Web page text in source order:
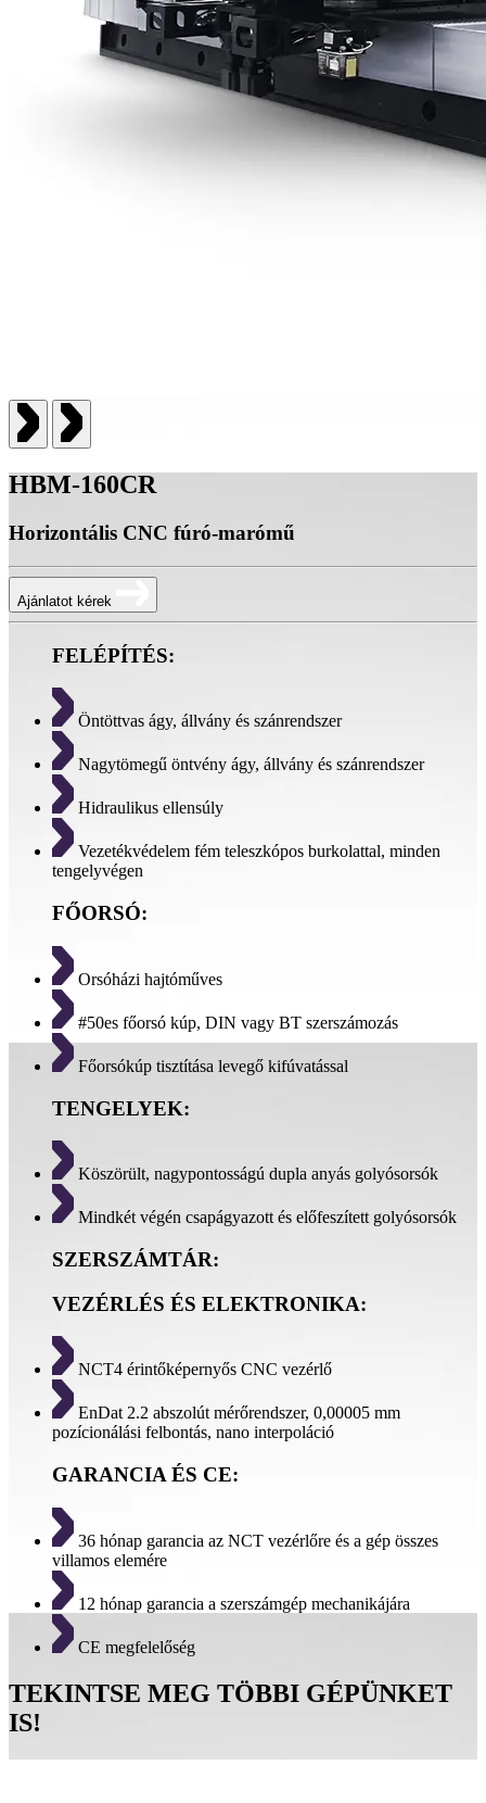
HBM-160CR
Horizontális CNC fúró-marómű
Ajánlatot kérek
FELÉPÍTÉS:
Öntöttvas ágy, állvány és szánrendszer
Nagytömegű öntvény ágy, állvány és szánrendszer
Hidraulikus ellensúly
Vezetékvédelem fém teleszkópos burkolattal, minden
tengelyvégen
FŐORSÓ:
Orsóházi hajtóműves
#50es főorsó kúp, DIN vagy BT szerszámozás
Főorsókúp tisztítása levegő kifúvatással
TENGELYEK:
Köszörült, nagypontosságú dupla anyás golyósorsók
Mindkét végén csapágyazott és előfeszített golyósorsók
SZERSZÁMTÁR:
VEZÉRLÉS ÉS ELEKTRONIKA:
NCT4 érintőképernyős CNC vezérlő
EnDat 2.2 abszolút mérőrendszer, 0,00005 mm
pozícionálási felbontás, nano interpoláció
GARANCIA ÉS CE:
36 hónap garancia az NCT vezérlőre és a gép összes
villamos elemére
12 hónap garancia a szerszámgép mechanikájára
CE megfelelőség
TEKINTSE MEG TÖBBI GÉPÜNKET
IS!